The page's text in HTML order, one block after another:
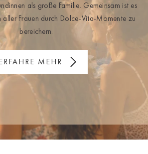
als große Familie. Gemeinsam ist es
aller Frauen durch Dolce-Vita-Momente zu
bereichern.
MEHR